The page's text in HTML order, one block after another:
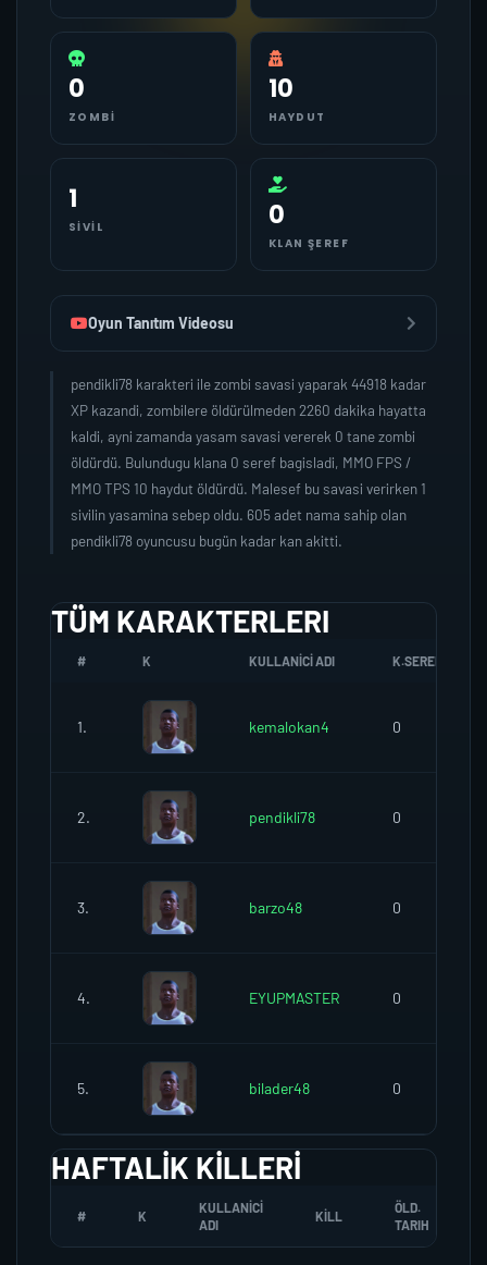
0
ZOMBI
10
HAYDUT
1
SIVIL 0
KLAN ŞEREF
Oyun Tanıtım Videosu
pendikli78 karakteri ile zombi savasi yaparak 44918 kadar
XP kazandi, zombilere öldürülmeden 2260 dakika hayatta
kaldi, ayni zamanda yasam savasi vererek 0 tane zombi
öldürdü. Bulundugu klana 0 seref bagisladi, MMO FPS /
MMO TPS 10 haydut öldürdü. Malesef bu savasi verirken 1
sivilin yasamina sebep oldu. 605 adet nama sahip olan
pendikli78 oyuncusu bugün kadar kan akitti.
TÜM KARAKTERLERI
# K KULLANICI ADI K.SEREFI
1. kemalokan4 0
2. pendikli78 0
3. barzo48 0
4. EYUPMASTER 0
5. bilader48 0
HAFTALIK KILLERI
# K
KULLANICI
ADI
KILL
ÖLD.
TARIH